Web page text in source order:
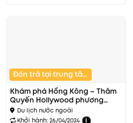
Đón trả tại trung tâm
Khám phá Hồng Kông – Thâm
Quyến Hollywood phương
đông
Du lịch nước ngoài
Khởi hành: 26/04/2024
i